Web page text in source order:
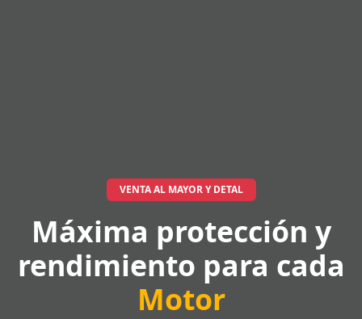
VENTA AL MAYOR Y DETAL
Máxima protección y
rendimiento para cada
Motor